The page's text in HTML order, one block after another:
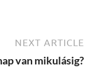
NEXT ARTICLE
van mikulásig?